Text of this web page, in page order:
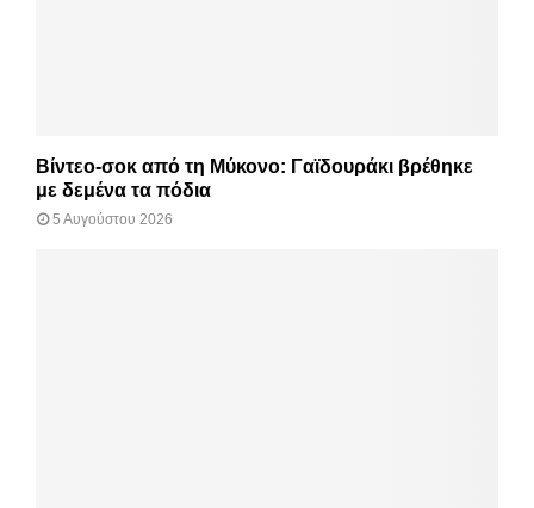
Βίντεο-σοκ από τη Μύκονο: Γαϊδουράκι βρέθηκε
με δεμένα τα πόδια
5 Αυγούστου 2026